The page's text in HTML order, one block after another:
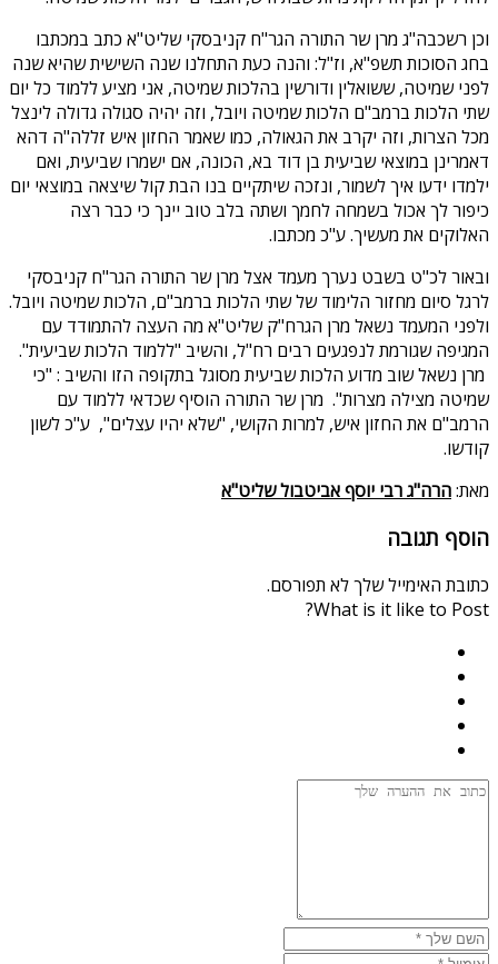
וכן רשכבה"ג מרן שר התורה הגר"ח קניבסקי שליט"א כתב במכתבו
בחג הסוכות תשפ"א, וז"ל: והנה כעת התחלנו שנה השישית שהיא שנה
לפני שמיטה, ששואלין ודורשין בהלכות שמיטה, אני מציע ללמוד כל יום
שתי הלכות ברמב"ם הלכות שמיטה ויובל, וזה יהיה סגולה גדולה לינצל
מכל הצרות, וזה יקרב את הגאולה, כמו שאמר החזון איש זללה"ה דהא
דאמרינן במוצאי שביעית בן דוד בא, הכונה, אם ישמרו שביעית, ואם
ילמדו ידעו איך לשמור, ונזכה שיתקיים בנו הבת קול שיצאה במוצאי יום
כיפור לך אכול בשמחה לחמך ושתה בלב טוב יינך כי כבר רצה
האלוקים את מעשיך. ע"כ מכתבו.
ובאור לכ"ט בשבט נערך מעמד אצל מרן שר התורה הגר"ח קניבסקי
לרגל סיום מחזור הלימוד של שתי הלכות ברמב"ם, הלכות שמיטה ויובל.
ולפני המעמד נשאל מרן הגרח"ק שליט"א מה העצה להתמודד עם
המגיפה שגורמת לנפגעים רבים רח"ל, והשיב "ללמוד הלכות שביעית".
מרן נשאל שוב מדוע הלכות שביעית מסוגל בתקופה הזו והשיב : "כי
שמיטה מצילה מצרות". מרן שר התורה הוסיף שכדאי ללמוד עם
הרמב"ם את החזון איש, למרות הקושי, "שלא יהיו עצלים", ע"כ לשון
קודשו.
מאת:הרה"ג רבי יוסף אביטבול שליט"א
הוסף תגובה
כתובת האימייל שלך לא תפורסם.
What is it like to Post?